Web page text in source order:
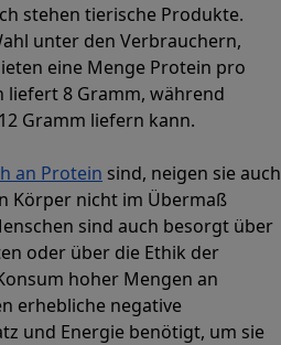
stehen tierische Produkte.
unter den Verbrauchern,
eine Menge Protein pro
liefert 8 Gramm, während
Gramm liefern kann.
an Protein sind, neigen sie auch
Körper nicht im Übermaß
sind auch besorgt über
oder über die Ethik der
hoher Mengen an
erhebliche negative
und Energie benötigt, um sie